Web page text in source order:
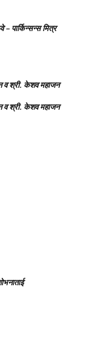
पार्किन्सन्स मित्र
व श्री. केशव महाजन
व श्री. केशव महाजन